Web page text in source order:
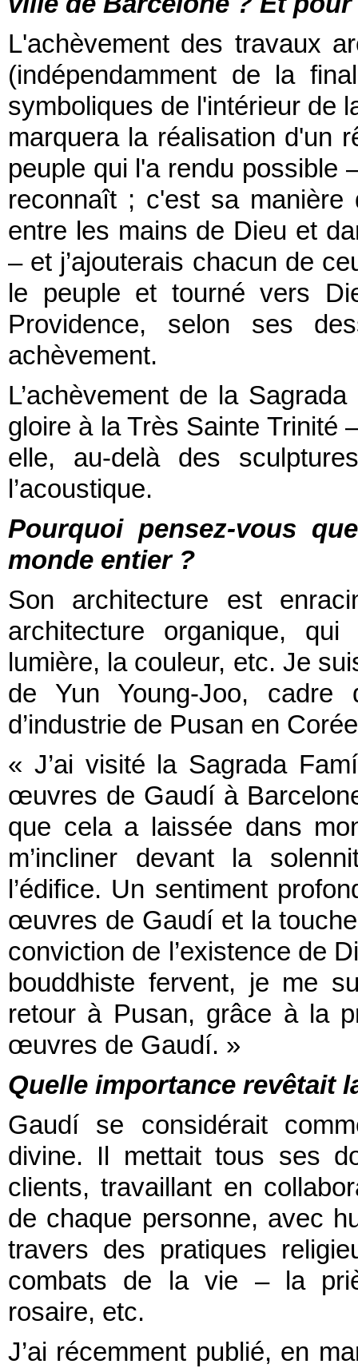
L'achèvement des travaux
(indépendamment de la
symboliques de l'intérieur de
marquera la réalisation d'un
peuple qui l'a rendu
reconnaît ; c'est sa
entre les mains de Dieu et
– et j’ajouterais chacun de
le peuple et tourné vers
Providence, selon ses
achèvement.
L’achèvement de la
gloire à la Très Sainte
elle, au-delà des
l’acoustique.
Pourquoi pensez-vous
monde entier ?
Son architecture est
architecture organique,
lumière, la couleur, etc. Je
de Yun Young-Joo,
d’industrie de Pusan en
« J’ai visité la Sagrada
œuvres de Gaudí à
que cela a laissée dans
m’incliner devant la
l’édifice. Un sentiment
œuvres de Gaudí et la touche
conviction de l’existence de
bouddhiste fervent, je me
retour à Pusan, grâce à la
œuvres de Gaudí. »
Quelle importance revêtait
Gaudí se considérait
divine. Il mettait tous ses
clients, travaillant en
de chaque personne, avec
travers des pratiques
combats de la vie – la
rosaire, etc.
J’ai récemment publié, en